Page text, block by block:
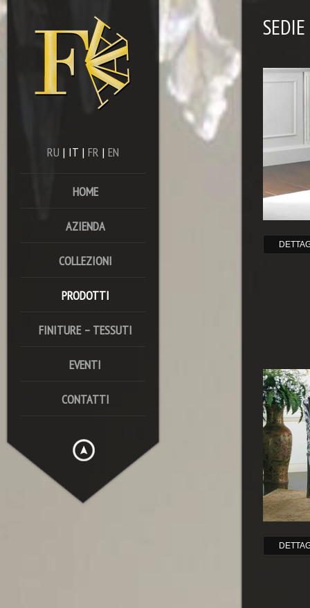
RU | IT | FR | EN
HOME
AZIENDA
COLLEZIONI
PRODOTTI
FINITURE – TESSUTI
EVENTI
CONTATTI